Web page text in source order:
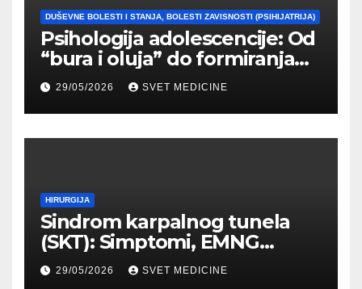
DUŠEVNE BOLESTI I STANJA, BOLESTI ZAVISNOSTI (PSIHIJATRIJA)
Psihologija adolescencije: Od
“bura i oluja” do formiranja
stabilnog identiteta
29/05/2026 SVET MEDICINE
HIRURGIJA
Sindrom karpalnog tunela
(SKT): Simptomi, EMNG
dijagnostika i lečenje
29/05/2026 SVET MEDICINE